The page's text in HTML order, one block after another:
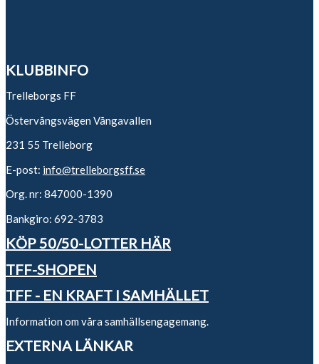
KLUBBINFO
Trelleborgs FF
Östervångsvägen Vångavallen
231 55 Trelleborg
E-post: info@trelleborgsff.se
Org. nr: 847000-1390
Bankgiro: 692-3783
KÖP 50/50-LOTTER HÄR
TFF-SHOPEN
TFF - EN KRAFT I SAMHÄLLET
Information om våra samhällsengagemang.
EXTERNA LÄNKAR